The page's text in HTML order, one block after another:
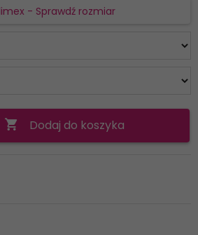
- Sprawdź rozmiar
Dodaj do koszyka